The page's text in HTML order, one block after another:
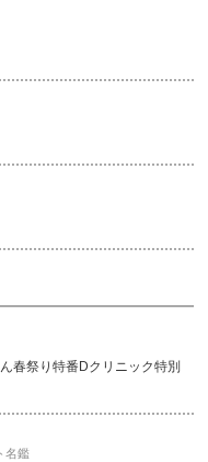
春祭り特番Dクリニック特別
名鑑